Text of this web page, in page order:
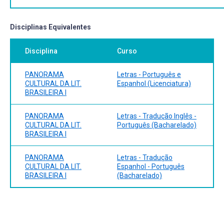
história da literatura brasileira. Rio de Janeiro: José
RONCARI, Luiz. Literatura Brasileira: dos primeiros
cronistas aos últimos românticos. São Paulo: Edusp, 1995.
São Paulo: Bertrand Brasil, 1988.
CANDIDO, Antonio. Literatura e sociedade. São Paulo:
Nacional, 1965.
Belo Horizonte: Itatiaia; São Paulo: Edusp, 1990.
Disciplinas Equivalentes
Disciplina Curso
PANORAMA
CULTURAL DA LIT.
BRASILEIRA I
Letras - Português e
Espanhol (Licenciatura)
PANORAMA
CULTURAL DA LIT.
BRASILEIRA I
Letras - Tradução Inglês -
Português (Bacharelado)
PANORAMA
CULTURAL DA LIT.
BRASILEIRA I
Letras - Tradução
Espanhol - Português
(Bacharelado)